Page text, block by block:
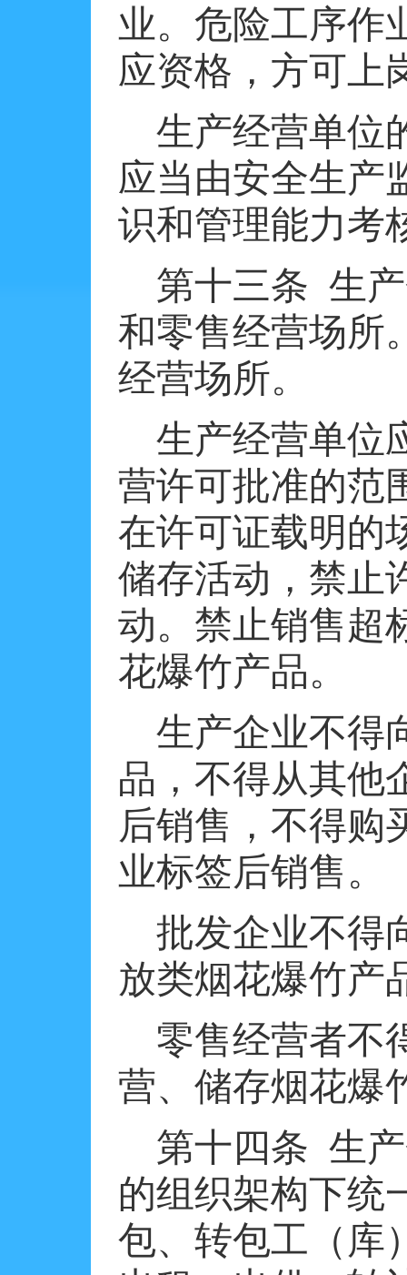
业。危险工序作
应资格，方可上
生产经营单位
应当由安全生产
识和管理能力考
第十三条 生
和零售经营场所
经营场所。
生产经营单位
营许可批准的范
在许可证载明的
储存活动，禁止
动。禁止销售超
花爆竹产品。
生产企业不得
品，不得从其他
后销售，不得购
业标签后销售。
批发企业不得
放类烟花爆竹产
零售经营者不
营、储存烟花爆
第十四条 生
的组织架构下统
包、转包工（库